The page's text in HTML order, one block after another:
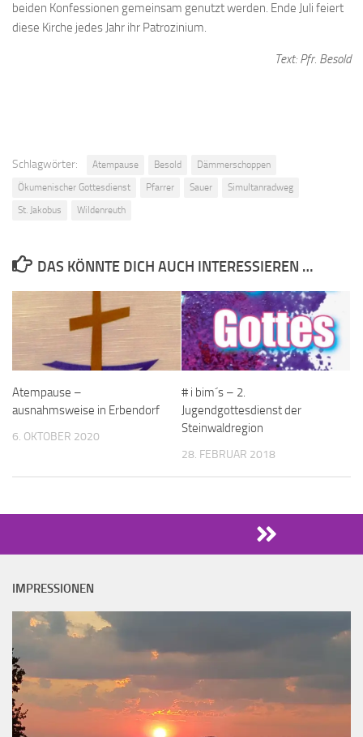
beiden Konfessionen gemeinsam genutzt werden. Ende Juli feiert
diese Kirche jedes Jahr ihr Patrozinium.
Text: Pfr. Besold
Schlagwörter: Atempause Besold
Dämmerschoppen
Ökumenischer Gottesdienst
Pfarrer Sauer
Simultanradweg
St. Jakobus
Wildenreuth
DAS KÖNNTE DICH AUCH INTERESSIEREN …
Atempause –
ausnahmsweise in Erbendorf
6. OKTOBER 2020
# i bim´s – 2.
Jugendgottesdienst der
Steinwaldregion
28. FEBRUAR 2018
IMPRESSIONEN